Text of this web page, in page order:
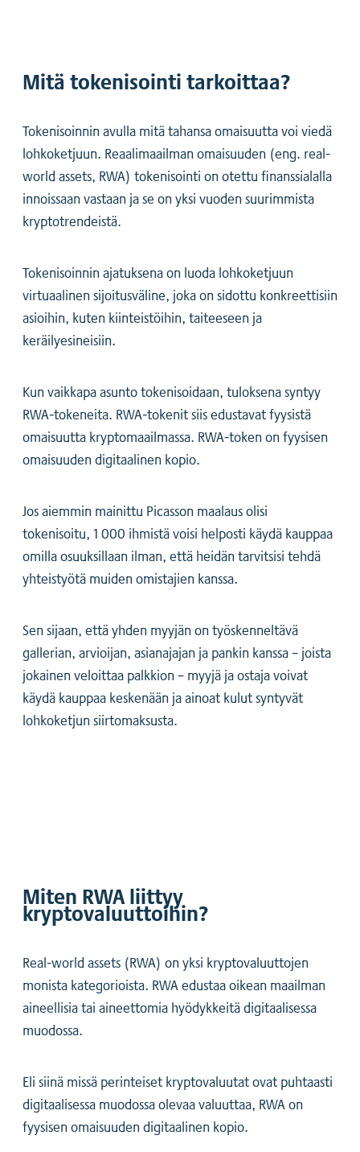
Mitä tokenisointi tarkoittaa?
Tokenisoinnin avulla mitä tahansa omaisuutta voi viedä
lohkoketjuun. Reaalimaailman omaisuuden (eng. real-
world assets, RWA) tokenisointi on otettu finanssialalla
innoissaan vastaan ja se on yksi vuoden suurimmista
kryptotrendeistä.
Tokenisoinnin ajatuksena on luoda lohkoketjuun
virtuaalinen sijoitusväline, joka on sidottu konkreettisiin
asioihin, kuten kiinteistöihin, taiteeseen ja
keräilyesineisiin.
Kun vaikkapa asunto tokenisoidaan, tuloksena syntyy
RWA-tokeneita. RWA-tokenit siis edustavat fyysistä
omaisuutta kryptomaailmassa. RWA-token on fyysisen
omaisuuden digitaalinen kopio.
Jos aiemmin mainittu Picasson maalaus olisi
tokenisoitu, 1 000 ihmistä voisi helposti käydä kauppaa
omilla osuuksillaan ilman, että heidän tarvitsisi tehdä
yhteistyötä muiden omistajien kanssa.
Sen sijaan, että yhden myyjän on työskenneltävä
gallerian, arvioijan, asianajajan ja pankin kanssa – joista
jokainen veloittaa palkkion – myyjä ja ostaja voivat
käydä kauppaa keskenään ja ainoat kulut syntyvät
lohkoketjun siirtomaksusta.
Miten RWA liittyy
kryptovaluuttoihin?
Real-world assets (RWA) on yksi kryptovaluuttojen
monista kategorioista. RWA edustaa oikean maailman
aineellisia tai aineettomia hyödykkeitä digitaalisessa
muodossa.
Eli siinä missä perinteiset kryptovaluutat ovat puhtaasti
digitaalisessa muodossa olevaa valuuttaa, RWA on
fyysisen omaisuuden digitaalinen kopio.